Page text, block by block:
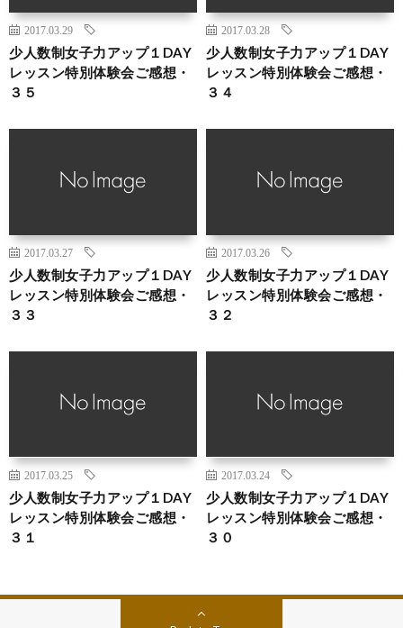
2017.03.29
少人数制女子力アップ１DAY
レッスン特別体験会ご感想・
３５
2017.03.28
少人数制女子力アップ１DAY
レッスン特別体験会ご感想・
３４
2017.03.27
少人数制女子力アップ１DAY
レッスン特別体験会ご感想・
３３
2017.03.26
少人数制女子力アップ１DAY
レッスン特別体験会ご感想・
３２
2017.03.25
少人数制女子力アップ１DAY
レッスン特別体験会ご感想・
３１
2017.03.24
少人数制女子力アップ１DAY
レッスン特別体験会ご感想・
３０